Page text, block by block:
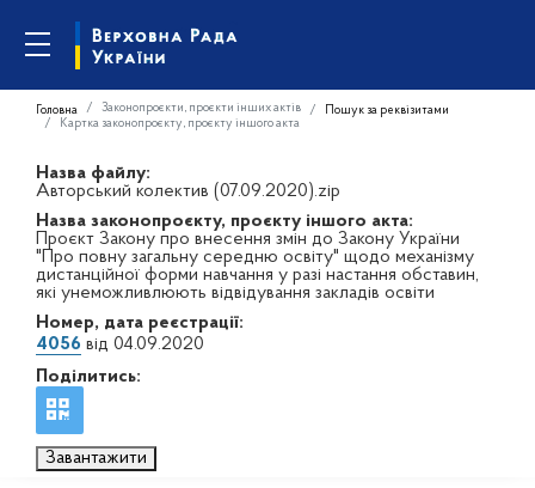
Головна Законопроєкти, проєкти інших актів
Пошук за реквізитами
Картка законопроєкту, проєкту іншого акта
Назва файлу:
Авторський колектив (07.09.2020).zip
Назва законопроєкту, проєкту іншого акта:
Проєкт Закону про внесення змін до Закону України
"Про повну загальну середню освіту" щодо механізму
дистанційної форми навчання у разі настання обставин,
які унеможливлюють відвідування закладів освіти
Номер, дата реєстрації:
4056 від 04.09.2020
Поділитись:
Завантажити